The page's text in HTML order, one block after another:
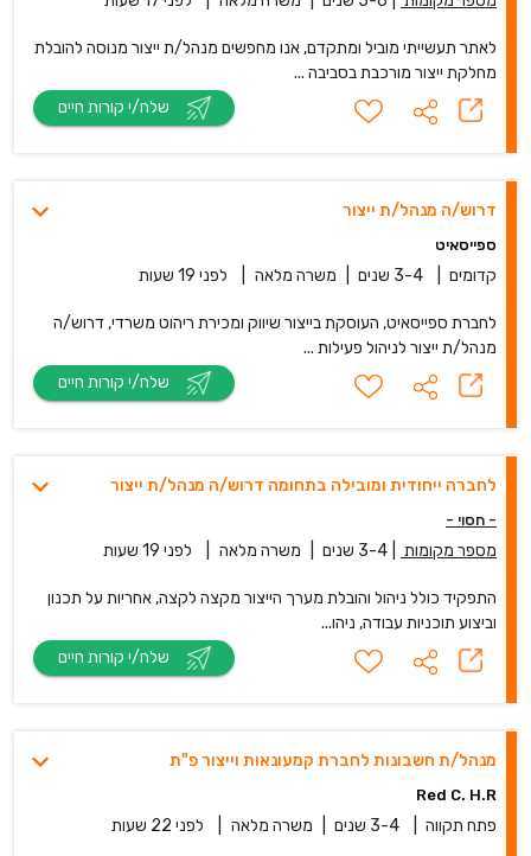
לאתר תעשייתי מוביל ומתקדם, אנו מחפשים מנהל/ת ייצור מנוסה להובלת
מחלקת ייצור מורכבת בסביבה ...
דרוש/ה מנהל/ת ייצור
ספייסאיט
קדומים 3-4 שנים משרה מלאה לפני 19 שעות
לחברת ספייסאיט, העוסקת בייצור שיווק ומכירת ריהוט משרדי, דרוש/ה
מנהל/ת ייצור לניהול פעילות ...
לחברה ייחודית ומובילה בתחומה דרוש/ה מנהל/ת ייצור
- חסוי -
מספר מקומות 3-4 שנים משרה מלאה לפני 19 שעות
התפקיד כולל ניהול והובלת מערך הייצור מקצה לקצה, אחריות על תכנון
וביצוע תוכניות עבודה, ניהו...
מנהל/ת חשבונות לחברת קמעונאות וייצור פ"ת
Red C. H.R
פתח תקווה 3-4 שנים משרה מלאה לפני 22 שעות